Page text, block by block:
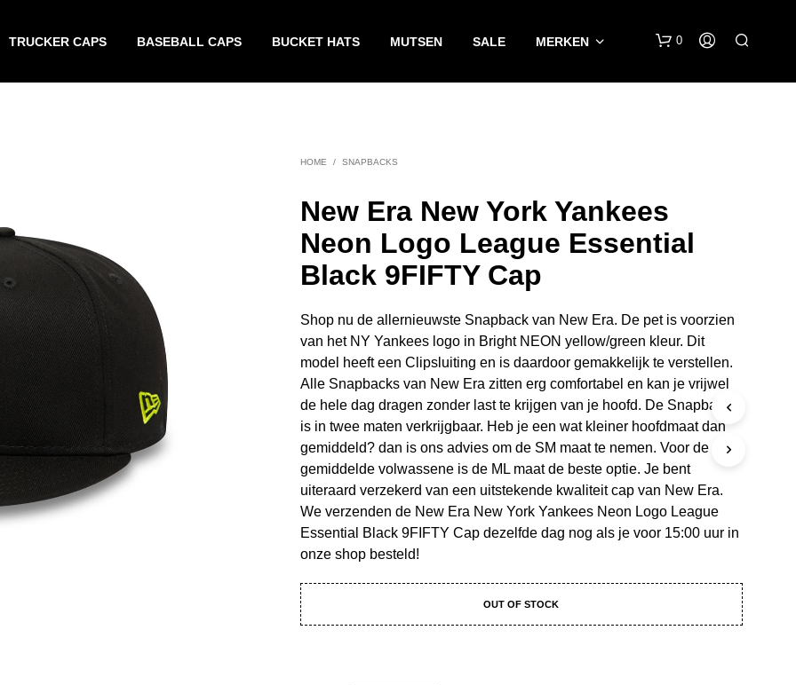
TRUCKER CAPS BASEBALL CAPS BUCKET HATS MUTSEN SALE MERKEN 0
P
R
O
D
U
C
T
N
N
J
E
W
L
HOME / SNAPBACKS
New Era New York Yankees
Neon Logo League Essential
Black 9FIFTY Cap
Shop nu de allernieuwste Snapback van New Era. De pet is voorzien
van het NY Yankees logo in Bright NEON yellow/green kleur. Dit
model heeft een Clipsluiting en is daardoor gemakkelijk te verstellen.
Alle Snapbacks van New Era zitten erg comfortabel en kan je vrijwel
de hele dag dragen zonder last te krijgen van je hoofd. De Snapback
is in twee maten verkrijgbaar. Heb je een wat kleiner hoofdmaat dan
gemiddeld? dan is ons advies om de SM maat te nemen. Voor de
gemiddelde volwassene is de ML maat de beste optie. Je bent
uiteraard verzekerd van een uitstekende kwaliteit cap van New Era.
We verzenden de New Era New York Yankees Neon Logo League
Essential Black 9FIFTY Cap dezelfde dag nog als je voor 15:00 uur in
onze shop besteld!
OUT OF STOCK